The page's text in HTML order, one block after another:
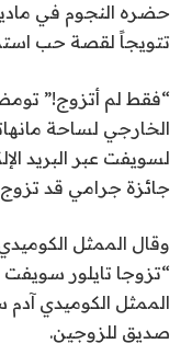
حضره النجوم في
تتويجاً لقصة حب
“فقط لم أتزوج!”
الخارجي لساحة
لسويفت عبر البريد
جائزة جرامي قد
وقال الممثل
“تزوجا تايلور
الممثل الكوميدي آدم
صديق للزوجين.